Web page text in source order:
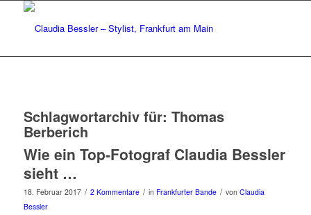
Schlagwortarchiv für: Thomas
Berberich
Wie ein Top-Fotograf Claudia Bessler
sieht …
18. Februar 2017 / 2 Kommentare / in Frankfurter Bande / von Claudia
Bessler